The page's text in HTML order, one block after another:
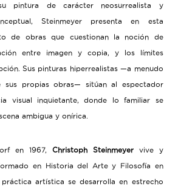
pintura de carácter neosurrealista y
Steinmeyer presenta en esta
de obras que cuestionan la noción de
entre imagen y copia, y los límites
Sus pinturas hiperrealistas —a menudo
sus propias obras— sitúan al espectador
visual inquietante, donde lo familiar se
ambigua y onírica.
en 1967, Christoph Steinmeyervive y
en Historia del Arte y Filosofía en
artística se desarrolla en estrecho